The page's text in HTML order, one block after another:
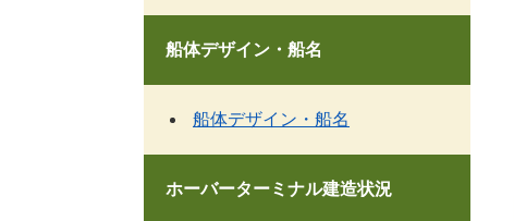
船体デザイン・船名
船体デザイン・船名
ホーバーターミナル建造状況